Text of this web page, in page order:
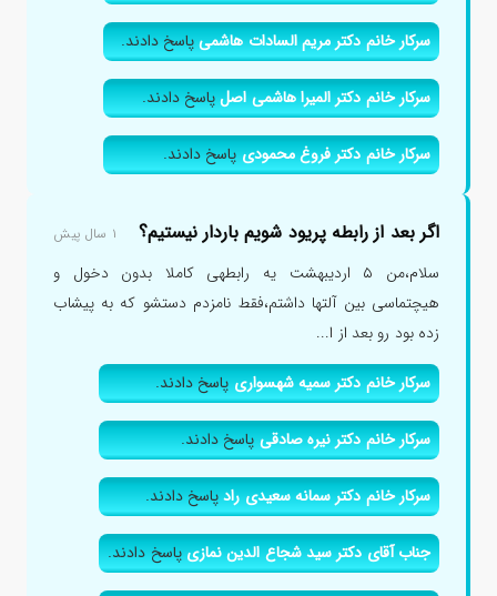
سرکار خانم دکتر مریم السادات هاشمیپاسخ دادند.
سرکار خانم دکتر المیرا هاشمی اصلپاسخ دادند.
سرکار خانم دکتر فروغ محمودیپاسخ دادند.
اگر بعد از رابطه پریود شویم باردار نیستیم؟ ۱ سال پیش
سلام،من ۵ اردیبهشت یه رابطهی کاملا بدون دخول و
هیچتماسی بین آلتها داشتم،فقط نامزدم دستشو که به پیشاب
زده بود رو بعد از ا...
سرکار خانم دکتر سمیه شهسواریپاسخ دادند.
سرکار خانم دکتر نیره صادقیپاسخ دادند.
سرکار خانم دکتر سمانه سعیدی رادپاسخ دادند.
جناب آقای دکتر سید شجاع الدین نمازیپاسخ دادند.